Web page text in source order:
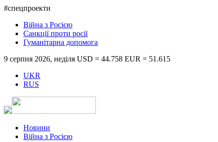
#спецпроекти
Війна з Росією
Санкції проти росії
Гуманітарна допомога
9 серпня 2026, неділя USD = 44.758 EUR = 51.615
UKR
RUS
Новини
Війна з Росією